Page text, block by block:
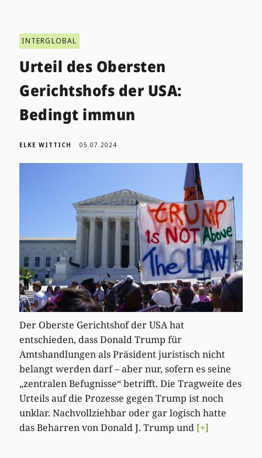
INTERGLOBAL
Urteil des Obersten
Gerichtshofs der USA:
Bedingt immun
ELKE WITTICH 05.07.2024
Der Oberste Gerichtshof der USA hat
entschieden, dass Donald Trump für
Amtshandlungen als Präsident juristisch nicht
belangt werden darf – aber nur, sofern es seine
„zentralen Befugnisse“ betrifft. Die Tragweite des
Urteils auf die Prozesse gegen Trump ist noch
unklar. Nachvollziehbar oder gar logisch hatte
das Beharren von Donald J. Trump und [+]